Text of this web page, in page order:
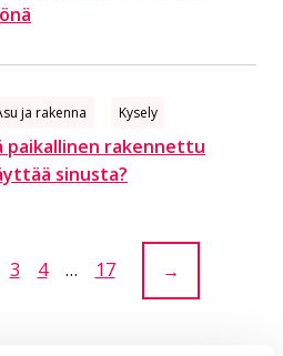
ja rakenna Kysely
paikallinen rakennettu
sinusta?
Sivu:
3 Sivu:
4 … Sivu:
17 →